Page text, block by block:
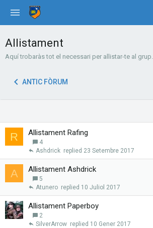
Allistament
Aquí trobaràs tot el necessari per allistar-te al grup.
ANTIC FÒRUM
R Allistament Rafing
4
23 Setembre 2017
Ashdrick
A Allistament Ashdrick
5
10 Juliol 2017
Atunero
Allistament Paperboy
2
10 Gener 2017
SilverArrow